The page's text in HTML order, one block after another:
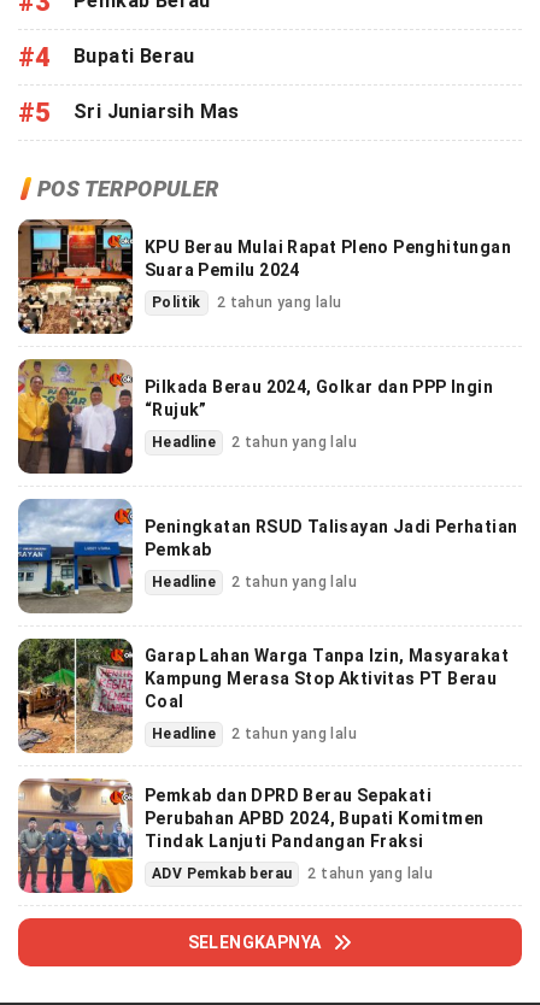
#4 Bupati Berau
#5 Sri Juniarsih Mas
POS TERPOPULER
KPU Berau Mulai Rapat Pleno Penghitungan
Suara Pemilu 2024
Politik 2 tahun yang lalu
Pilkada Berau 2024, Golkar dan PPP Ingin
“Rujuk”
Headline 2 tahun yang lalu
Peningkatan RSUD Talisayan Jadi Perhatian
Pemkab
Headline 2 tahun yang lalu
Garap Lahan Warga Tanpa Izin, Masyarakat
Kampung Merasa Stop Aktivitas PT Berau
Coal
Headline 2 tahun yang lalu
Pemkab dan DPRD Berau Sepakati
Perubahan APBD 2024, Bupati Komitmen
Tindak Lanjuti Pandangan Fraksi
ADV Pemkab berau 2 tahun yang lalu
SELENGKAPNYA